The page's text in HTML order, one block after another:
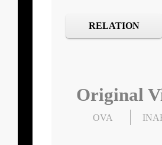
RELATION
Original
OVA